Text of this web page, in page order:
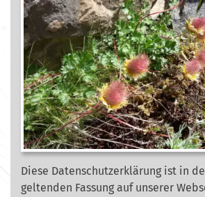
Diese Datenschutzerklärung ist in
geltenden Fassung auf unserer